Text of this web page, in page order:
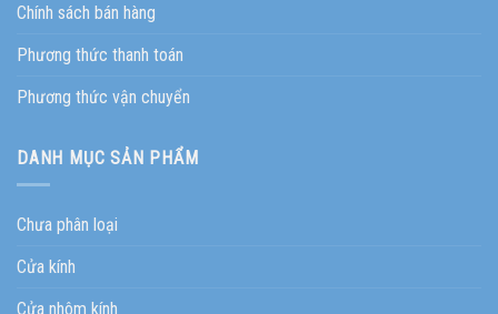
Chính sách bán hàng
Phương thức thanh toán
Phương thức vận chuyển
DANH MỤC SẢN PHẨM
Chưa phân loại
Cửa kính
Cửa nhôm kính